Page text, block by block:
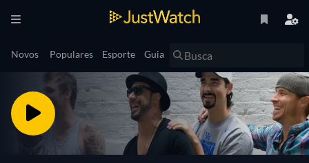
Novos Populares Esporte Guia